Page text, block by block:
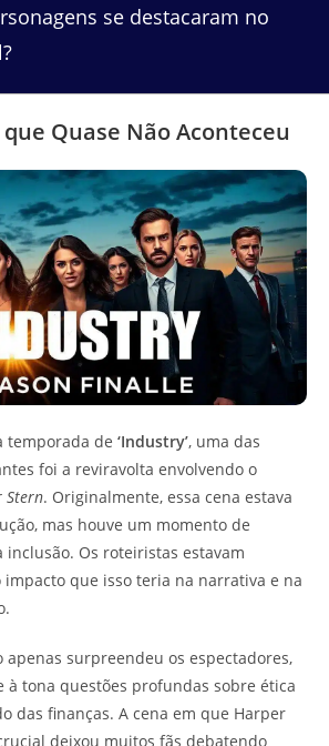
se destacaram no
Quase Não Aconteceu
temporada de ‘Industry’, uma das
foi a reviravolta envolvendo o
Stern. Originalmente, essa cena estava
mas houve um momento de
inclusão. Os roteiristas estavam
impacto que isso teria na narrativa e na
apenas surpreendeu os espectadores,
à tona questões profundas sobre ética
das finanças. A cena em que Harper
deixou muitos fãs debatendo